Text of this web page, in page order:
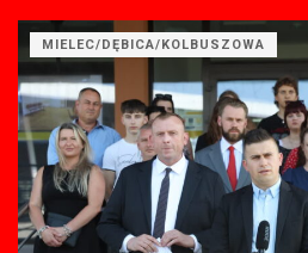
MIELEC/DĘBICA/KOLBUSZOWA